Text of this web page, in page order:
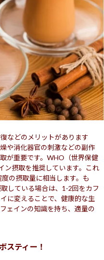
などのメリットがあります
や消化器官の刺激などの副作
が重要です。WHO（世界保健
ン摂取を推奨しています。これ
の摂取量に相当します。も
している場合は、1-2回をカフ
に変えることで、健康的な生
ェインの知識を持ち、適量の
スティー！